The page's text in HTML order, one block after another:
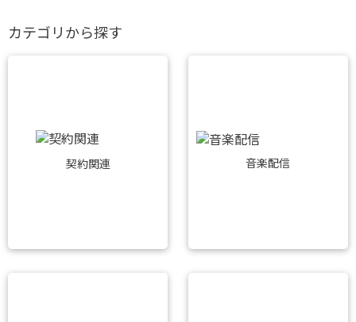
カテゴリから探す
契約関連 音楽配信